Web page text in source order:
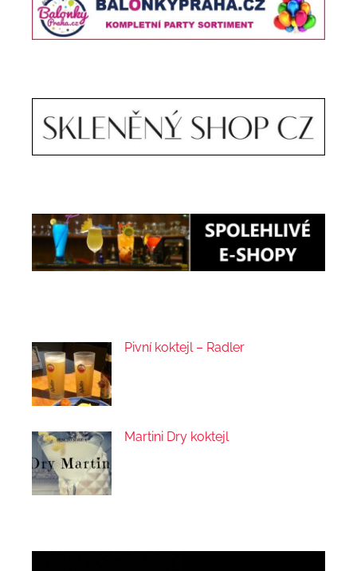
Pivní koktejl – Radler
Martini Dry koktejl